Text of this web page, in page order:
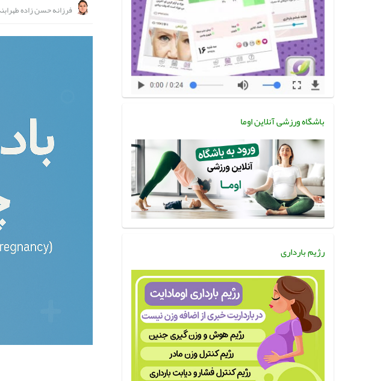
فرزانه حسن زاده
باشگاه ورزشی آنلاین اوما
رژیم بارداری